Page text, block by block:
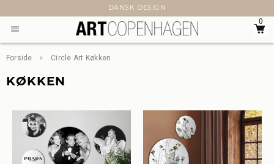
DANSK DESIGN
0
Forside Circle Art Køkken
KØKKEN